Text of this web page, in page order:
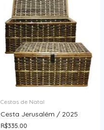
Cestas de Natal
Cesta Jerusalém / 2025
R$335.00